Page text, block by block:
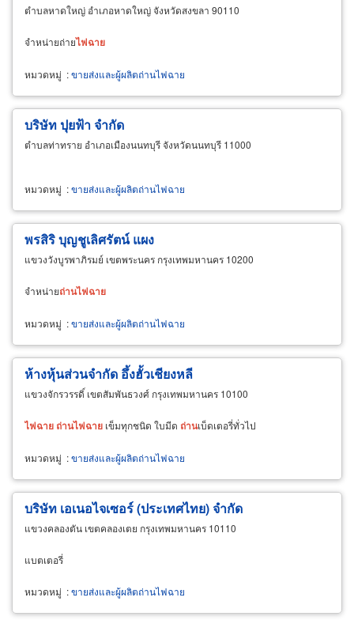
ตำบลหาดใหญ่ อำเภอหาดใหญ่ จังหวัดสงขลา 90110
จำหน่ายถ่ายไฟฉาย
หมวดหมู่ :ขายส่งและผู้ผลิตถ่านไฟฉาย
บริษัท ปุยฟ้า จำกัด
ตำบลท่าทราย อำเภอเมืองนนทบุรี จังหวัดนนทบุรี 11000
หมวดหมู่ :ขายส่งและผู้ผลิตถ่านไฟฉาย
พรสิริ บุญชูเลิศรัตน์ แผง
แขวงวังบูรพาภิรมย์ เขตพระนคร กรุงเทพมหานคร 10200
จำหน่ายถ่านไฟฉาย
หมวดหมู่ :ขายส่งและผู้ผลิตถ่านไฟฉาย
ห้างหุ้นส่วนจำกัด อึ้งฮั้วเชียงหลี
แขวงจักรวรรดิ์ เขตสัมพันธวงศ์ กรุงเทพมหานคร 10100
ไฟฉายถ่านไฟฉาย เข็มทุกชนิด ใบมีด ถ่านเบ็ดเตอรี่ทั่วไป
หมวดหมู่ :ขายส่งและผู้ผลิตถ่านไฟฉาย
บริษัท เอเนอไจเซอร์ (ประเทศไทย) จำกัด
แขวงคลองตัน เขตคลองเตย กรุงเทพมหานคร 10110
แบตเตอรี่
หมวดหมู่ :ขายส่งและผู้ผลิตถ่านไฟฉาย